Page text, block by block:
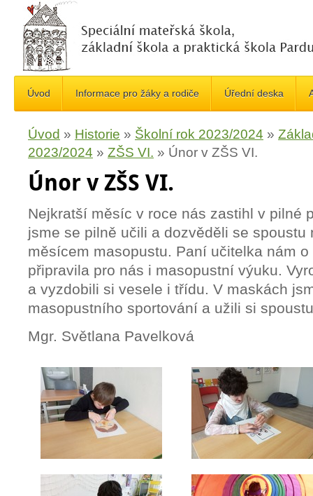
Úvod Informace pro žáky a rodiče Úřední deska
Úvod » Historie » Školní rok 2023/2024 »
2023/2024 » ZŠS VI. » Únor v ZŠS VI.
Únor v ZŠS VI.
Nejkratší měsíc v roce nás zastihl v pilné
jsme se pilně učili a dozvěděli se spoustu
měsícem masopustu. Paní učitelka nám
připravila pro nás i masopustní výuku.
a vyzdobili si vesele i třídu. V maskách
masopustního sportování a užili si
Mgr. Světlana Pavelková